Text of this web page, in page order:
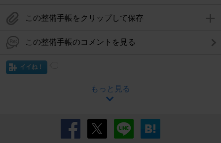
この整備手帳をクリップして保存
この整備手帳のコメントを見る
イイね！
もっと見る